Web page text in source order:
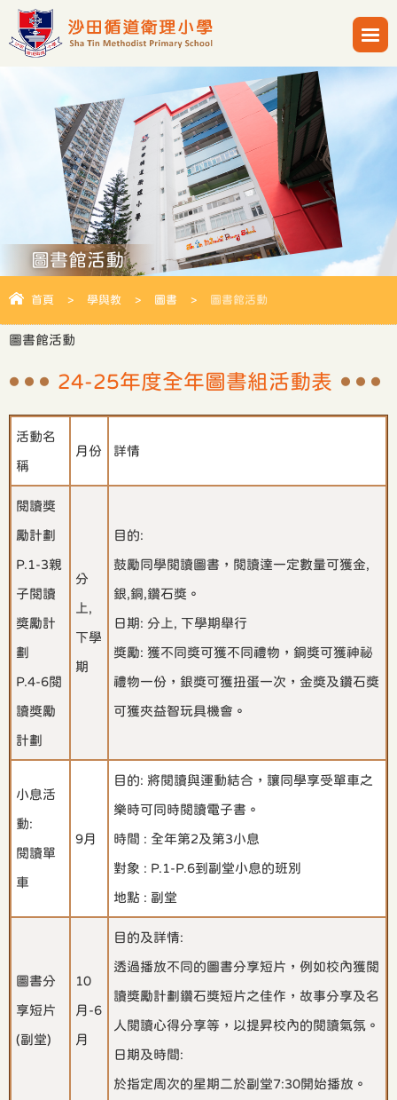
圖書館活動
首頁 > 學與教 > 圖書 > 圖書館活動
圖書館活動
24-25年度全年圖書組活動表
活動名
稱
月份 詳情
閱讀獎
勵計劃
P.1-3親
子閱讀
獎勵計
劃
P.4-6閱
讀獎勵
計劃
分
上,
下學
期
目的:
鼓勵同學閱讀圖書，閱讀達一定數量可獲金,
銀,銅,鑽石獎。
日期: 分上, 下學期舉行
獎勵: 獲不同獎可獲不同禮物，銅獎可獲神祕
禮物一份，銀獎可獲扭蛋一次，金獎及鑽石獎
可獲夾益智玩具機會。
小息活
動:
閱讀單
車
9月
目的: 將閱讀與運動結合，讓同學享受單車之
樂時可同時閱讀電子書。
時間 : 全年第2及第3小息
對象 : P.1-P.6到副堂小息的班別
地點 : 副堂
圖書分
享短片
(副堂)
10
月-6
月
目的及詳情:
透過播放不同的圖書分享短片，例如校內獲閱
讀獎勵計劃鑽石獎短片之佳作，故事分享及名
人閱讀心得分享等，以提昇校內的閱讀氣氛。
日期及時間:
於指定周次的星期二於副堂7:30開始播放。